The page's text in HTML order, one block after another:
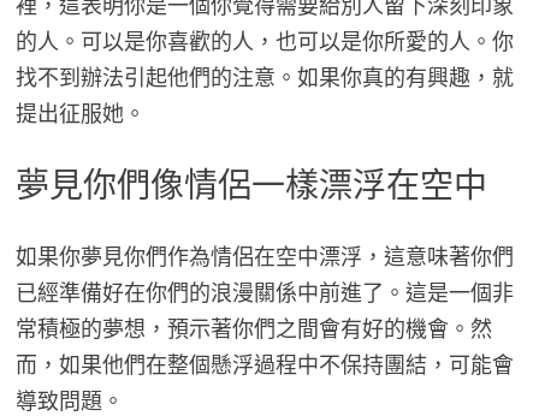
的人。可以是你喜歡的人，也可以是你所愛的人。你
找不到辦法引起他們的注意。如果你真的有興趣，就
提出征服她。
夢見你們像情侶一樣漂浮在空中
如果你夢見你們作為情侶在空中漂浮，這意味著你們
已經準備好在你們的浪漫關係中前進了。這是一個非
常積極的夢想，預示著你們之間會有好的機會。然
而，如果他們在整個懸浮過程中不保持團結，可能會
導致問題。